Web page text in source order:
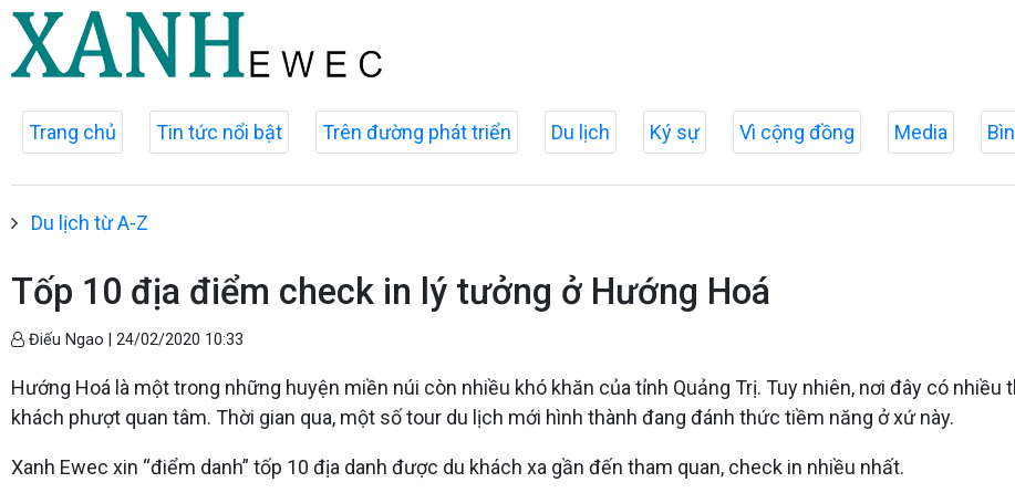
Trang chủ Tin tức nổi bật Trên đường phát triển Du lịch Ký sự Vì cộng đồng Media
Du lịch từ A-Z
Tốp 10 địa điểm check in lý tưởng ở Hướng Hoá
Điếu Ngao | 24/02/2020 10:33
Hướng Hoá là một trong những huyện miền núi còn nhiều khó khăn của tỉnh Quảng Trị. Tuy nhiên, nơi đây có
khách phượt quan tâm. Thời gian qua, một số tour du lịch mới hình thành đang đánh thức tiềm năng ở xứ này.
Xanh Ewec xin “điểm danh” tốp 10 địa danh được du khách xa gần đến tham quan, check in nhiều nhất.